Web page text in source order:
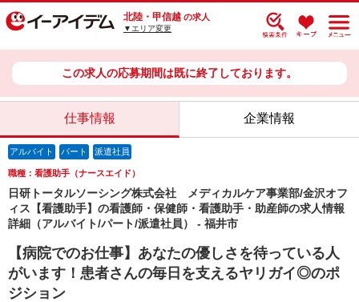
北陸・甲信越 の求人
▼エリア変更
この求人の応募期間は既に終了しております。
仕事情報 企業情報
アルバイト パート 派遣社員
職種：看護助手（ナースエイド）
日研トータルソーシング株式会社 メディカルケア事業部/金沢オフ
ィス【看護助手】の看護師・保健師・看護助手・助産師の求人情報
詳細（アルバイト/パート/派遣社員） - 福井市
【病院でのお仕事】あなたの優しさを待っている人
がいます！患者さんの毎日を支えるヤリガイ◎のポ
ジション